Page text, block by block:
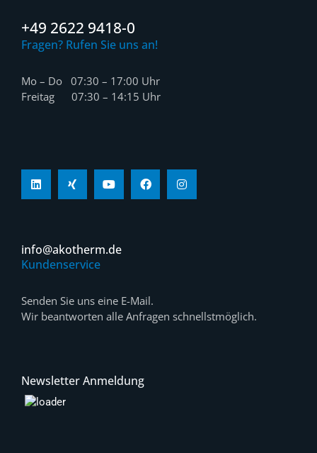
+49 2622 9418-0
Fragen? Rufen Sie uns an!
Mo – Do 07:30 – 17:00 Uhr
Freitag 07:30 – 14:15 Uhr
info@akotherm.de
Kundenservice
Senden Sie uns eine E-Mail.
Wir beantworten alle Anfragen schnellstmöglich.
Newsletter Anmeldung